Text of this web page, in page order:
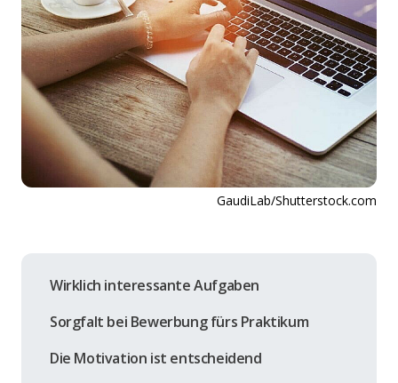
GaudiLab/Shutterstock.com
Wirklich interessante Aufgaben
Sorgfalt bei Bewerbung fürs Praktikum
Die Motivation ist entscheidend